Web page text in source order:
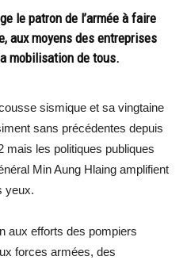
le patron de l’armée à faire
aux moyens des entreprises
mobilisation de tous.
sismique et sa vingtaine
sans précédentes depuis
mais les politiques publiques
Min Aung Hlaing amplifient
yeux.
aux efforts des pompiers
forces armées, des